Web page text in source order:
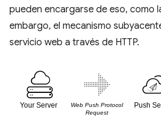
pueden encargarse de eso, como
embargo, el mecanismo
servicio web a través de HTTP.